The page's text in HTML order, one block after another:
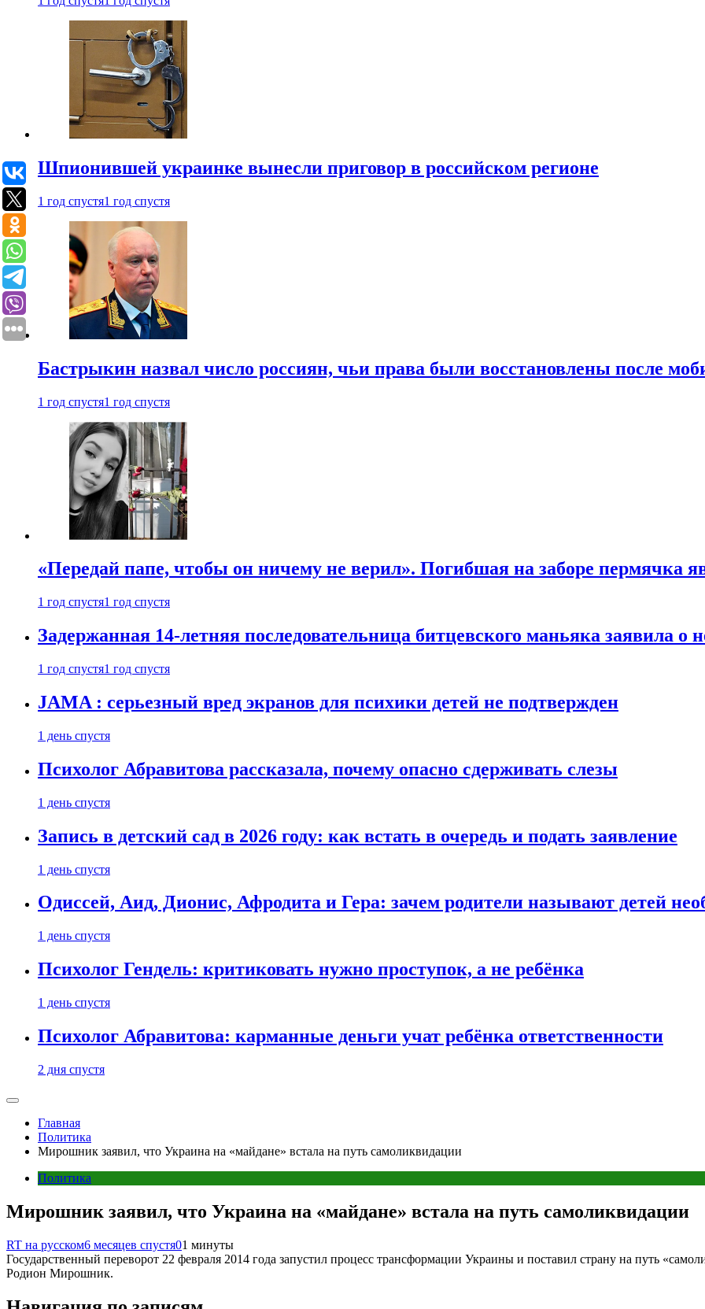
Шпионившей украинке вынесли приговор в российском регионе
1 год спустя1 год спустя
Бастрыкин назвал число россиян, чьи права были восстановлены после
1 год спустя1 год спустя
«Передай папе, чтобы он ничему не верил». Погибшая на заборе пермячка
1 год спустя1 год спустя
Задержанная 14-летняя последовательница битцевского маньяка заявила о
1 год спустя1 год спустя
JAMA : серьезный вред экранов для психики детей не подтвержден
1 день спустя
Психолог Абравитова рассказала, почему опасно сдерживать слезы
1 день спустя
Запись в детский сад в 2026 году: как встать в очередь и подать заявление
1 день спустя
Одиссей, Аид, Дионис, Афродита и Гера: зачем родители называют детей
1 день спустя
Психолог Гендель: критиковать нужно проступок, а не ребёнка
1 день спустя
Психолог Абравитова: карманные деньги учат ребёнка ответственности
2 дня спустя
Главная
Политика
Мирошник заявил, что Украина на «майдане» встала на путь самоликвидации
Политика
Мирошник заявил, что Украина на «майдане» встала на путь самоликвидации
RT на русском6 месяцев спустя01 минуты
Государственный переворот 22 февраля 2014 года запустил процесс трансформации Украины и поставил страну на путь
Родион Мирошник.